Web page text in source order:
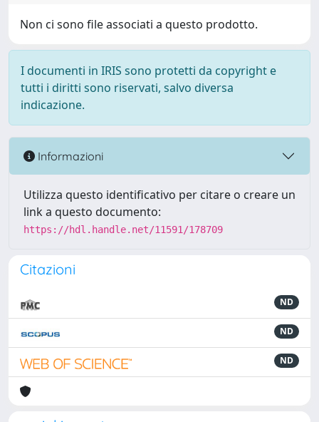
Non ci sono file associati a questo prodotto.
I documenti in IRIS sono protetti da copyright e
tutti i diritti sono riservati, salvo diversa
indicazione.
Informazioni
Utilizza questo identificativo per citare o creare un
link a questo documento:
https://hdl.handle.net/11591/178709
Citazioni
ND
ND
ND